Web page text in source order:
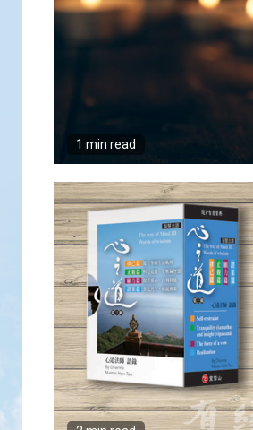
1 min read